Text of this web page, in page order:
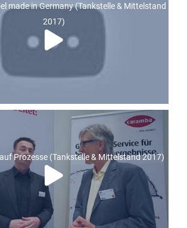
made in Germany (Tankstelle & Mittelstand
2017)
Prozesse (Tankstelle & Mittelstand 2017)